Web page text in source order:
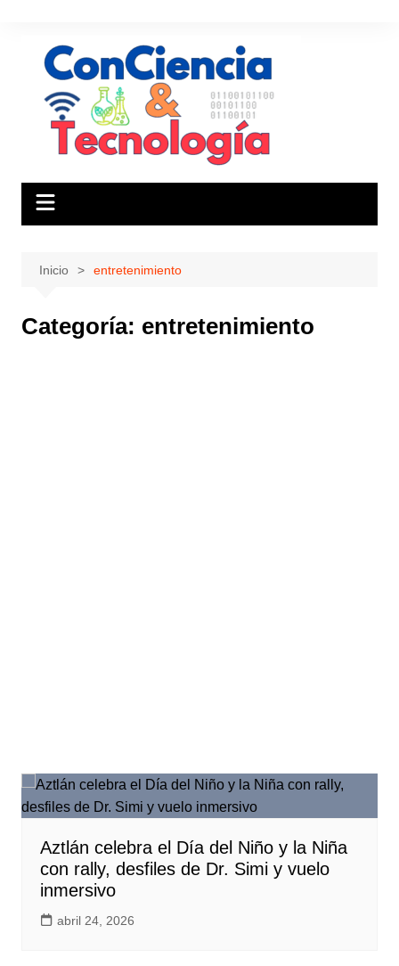
contenido
Inicio entretenimiento
Categoría: entretenimiento
Aztlán celebra el Día del Niño y la Niña
con rally, desfiles de Dr. Simi y vuelo
inmersivo
abril 24, 2026